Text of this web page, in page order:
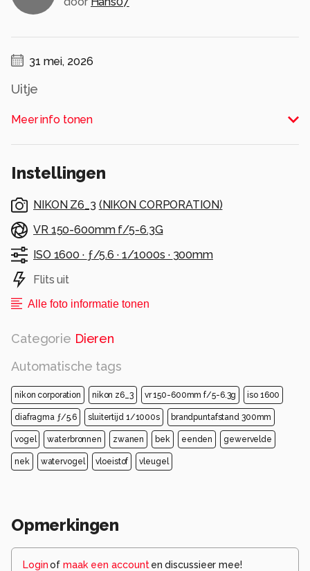
31 mei, 2026
Uitje
Alle rechten voorbehouden
Meer info tonen
Instellingen
NIKON Z6_3 (NIKON CORPORATION)
VR 150-600mm f/5-6.3G
ISO 1600 · ƒ/5.6 · 1/1000s · 300mm
Flits uit
Alle foto informatie tonen
Categorie Dieren
Automatische tags
nikon corporation nikon z6_3 vr 150-600mm f/5-6.3g iso 1600
diafragma ƒ/5.6 sluitertijd 1/1000s brandpuntafstand 300mm
vogel waterbronnen zwanen bek eenden gewervelde
nek watervogel vloeistof vleugel
Opmerkingen
Loginof maak een account en discussieer mee!